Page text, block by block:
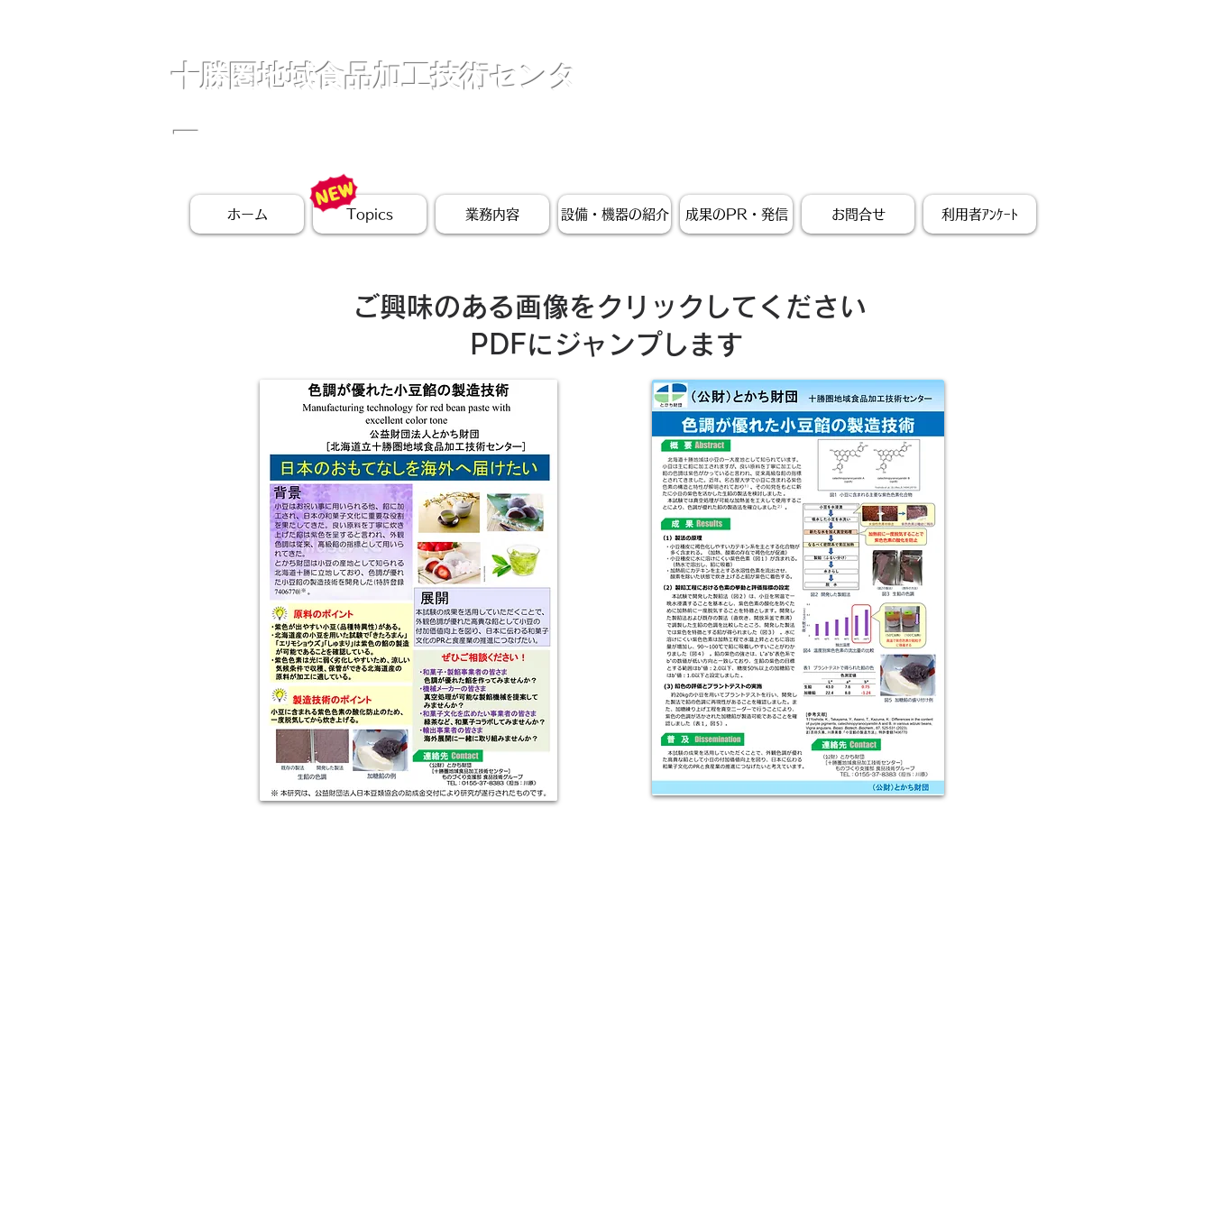
十勝圏地域食品加工技術センタ
ー
ホーム Topics 業務内容 設備・機器の紹介 成果のPR・発信 お問合せ 利用者ｱﾝｹｰﾄ
ご興味のある画像をクリックしてください
​PDFにジャンプします